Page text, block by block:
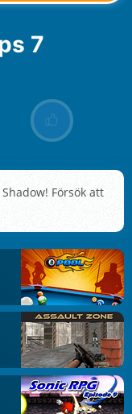
7
Försök att